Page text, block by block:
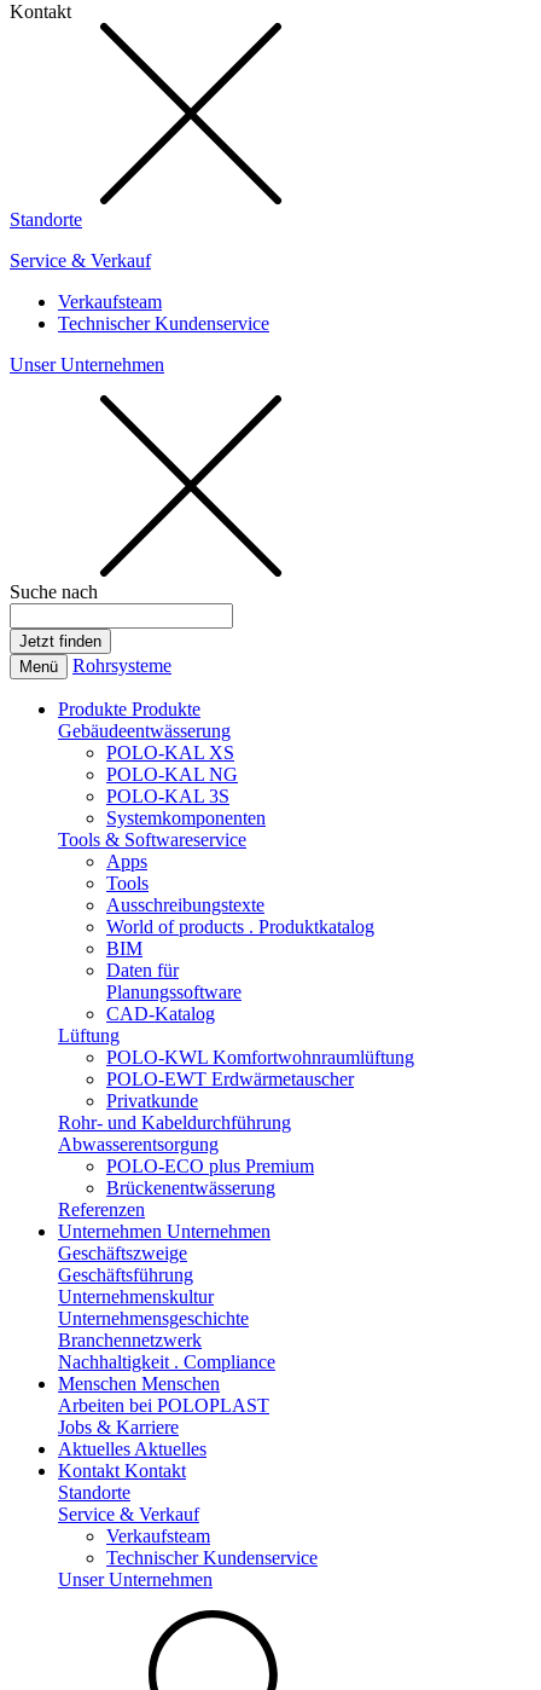
Kontakt
Standorte
Service & Verkauf
Verkaufsteam
Technischer Kundenservice
Unser Unternehmen
Suche nach
Menü Rohrsysteme
Produkte Produkte
Gebäudeentwässerung
POLO-KAL XS
POLO-KAL NG
POLO-KAL 3S
Systemkomponenten
Tools & Softwareservice
Apps
Tools
Ausschreibungstexte
World of products . Produktkatalog
BIM
Daten für
Planungssoftware
CAD-Katalog
Lüftung
POLO-KWL Komfortwohnraumlüftung
POLO-EWT Erdwärmetauscher
Privatkunde
Rohr- und Kabeldurchführung
Abwasserentsorgung
POLO-ECO plus Premium
Brückenentwässerung
Referenzen
Unternehmen Unternehmen
Geschäftszweige
Geschäftsführung
Unternehmenskultur
Unternehmensgeschichte
Branchennetzwerk
Nachhaltigkeit . Compliance
Menschen Menschen
Arbeiten bei POLOPLAST
Jobs & Karriere
Aktuelles Aktuelles
Kontakt Kontakt
Standorte
Service & Verkauf
Verkaufsteam
Technischer Kundenservice
Unser Unternehmen